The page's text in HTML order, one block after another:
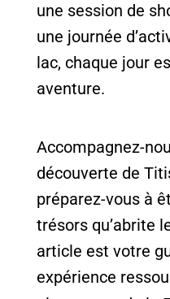
une session de
une journée
lac, chaque jour
aventure.
Accompagnez-
découverte de
préparez-vous à
trésors qu’abrite
article est votre
expérience